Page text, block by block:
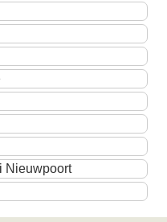
Nieuwpoort